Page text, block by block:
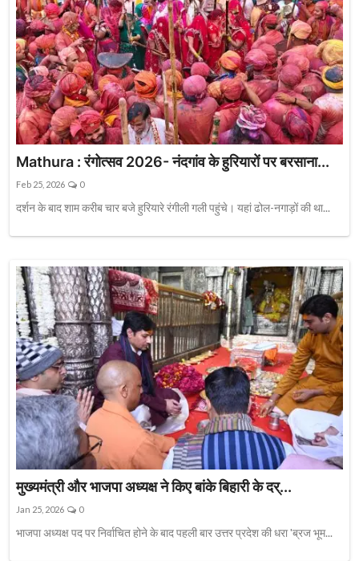
Mathura : रंगोत्सव 2026- नंदगांव के हुरियारों पर बरसाना...
Feb 25, 2026 0
दर्शन के बाद शाम करीब चार बजे हुरियारे रंगीली गली पहुंचे। यहां ढोल-नगाड़ों की था...
मुख्यमंत्री और भाजपा अध्यक्ष ने किए बांके बिहारी के दर्...
Jan 25, 2026 0
भाजपा अध्यक्ष पद पर निर्वाचित होने के बाद पहली बार उत्तर प्रदेश की धरा 'ब्रज भूम...